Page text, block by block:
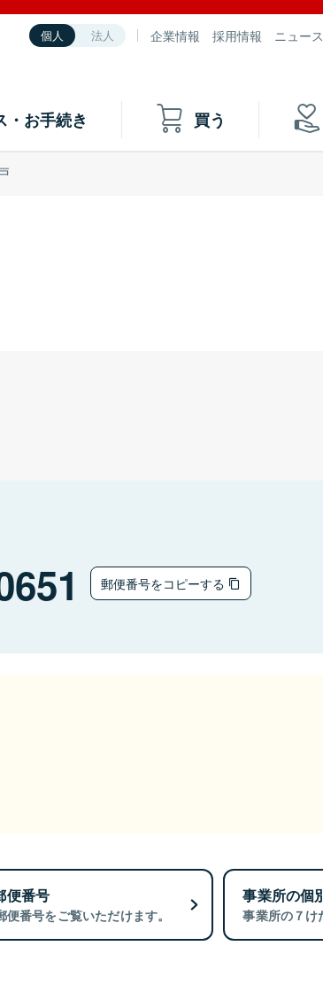
個人 法人 企業情報 採用情報 ニュー
・お手続き 買う
郵便番号をコピーする
便番号
番号をご覧いただけます。
事業所の個
事業所の７け